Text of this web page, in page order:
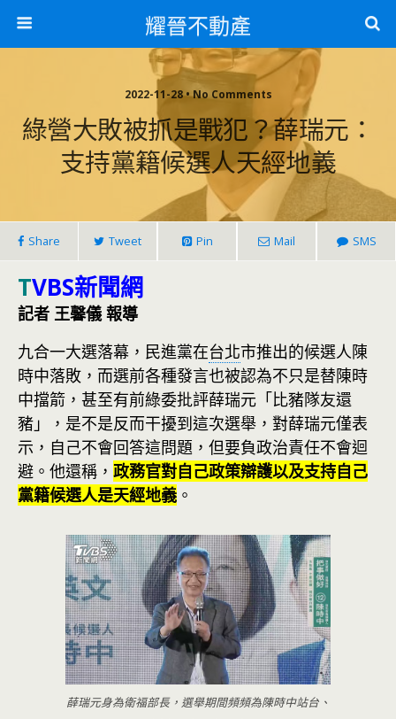
耀晉不動產
2022-11-28 • No Comments
綠營大敗被抓是戰犯？薛瑞元：
支持黨籍候選人天經地義
Share Tweet Pin Mail SMS
TVBS新聞網
記者 王馨儀 報導
九合一大選落幕，民進黨在台北市推出的候選人陳
時中落敗，而選前各種發言也被認為不只是替陳時
中擋箭，甚至有前綠委批評薛瑞元「比豬隊友還
豬」，是不是反而干擾到這次選舉，對薛瑞元僅表
示，自己不會回答這問題，但要負政治責任不會迴
避。他還稱， 政務官對自己政策辯護以及支持自己
黨籍候選人是天經地義 。
薛瑞元身為衛福部長，選舉期間頻頻為陳時中站台、